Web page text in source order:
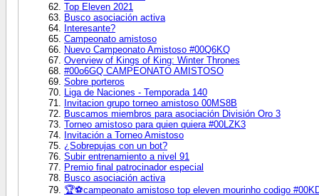
Top Eleven 2021
Busco asociación activa
Interesante?
Campeonato amistoso
Nuevo Campeonato Amistoso #00Q6KQ
Overview of Kings of King: Winter Thrones
#00o6GQ CAMPEONATO AMISTOSO
Sobre porteros
Liga de Naciones - Temporada 140
Invitacion grupo torneo amistoso 00MS8B
Buscamos miembros para asociación División Oro 3
Torneo amistoso para quien quiera #00LZK3
Invitación a Torneo Amistoso
¿Sobrepujas con un bot?
Subir entrenamiento a nivel 91
Premio final patrocinador especial
Busco asociación activa
🏆⚽️campeonato amistoso top eleven mourinho codigo